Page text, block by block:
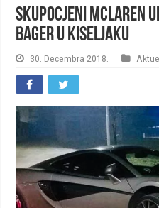
Skupocjeni McLaren
bager u Kiseljaku
30. Decembra 2018.